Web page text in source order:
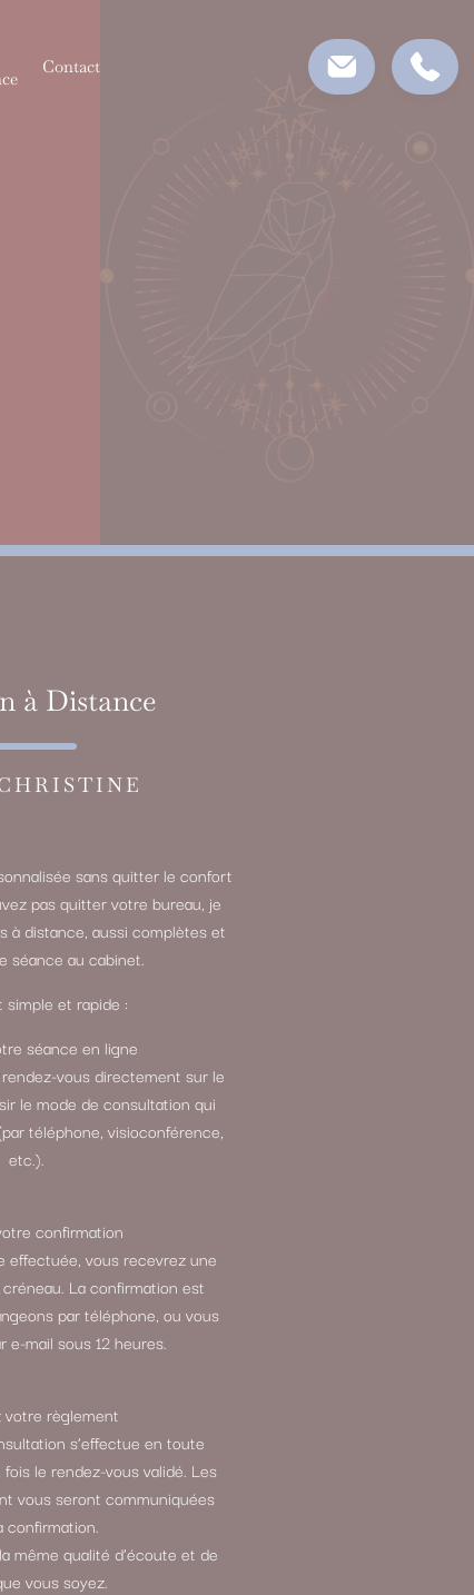
Contact
à Distance
sans quitter le confort
pas quitter votre bureau, je
à distance, aussi complètes et
séance au cabinet.
et rapide :
séance en ligne
vous directement sur le
le mode de consultation qui
téléphone, visioconférence,
etc.).
confirmation
effectuée, vous recevrez une
La confirmation est
par téléphone, ou vous
e-mail sous 12 heures.
votre règlement
s’effectue en toute
le rendez-vous validé. Les
vous seront communiquées
confirmation.
même qualité d’écoute et de
vous soyez.